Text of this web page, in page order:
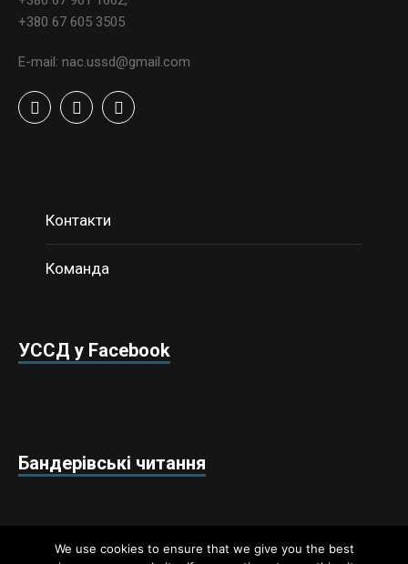
+380 67 605 3505
E-mail: nac.ussd@gmail.com
Контакти
Команда
УССД у Facebook
Бандерівські читання
We use cookies to ensure that we give you the best